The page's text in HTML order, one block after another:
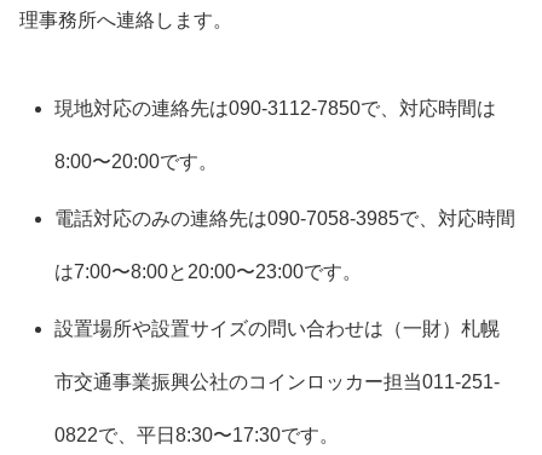
理事務所へ連絡します。
現地対応の連絡先は090-3112-7850で、対応時間は
8:00〜20:00です。
電話対応のみの連絡先は090-7058-3985で、対応時間
は7:00〜8:00と20:00〜23:00です。
設置場所や設置サイズの問い合わせは（一財）札幌
市交通事業振興公社のコインロッカー担当011-251-
0822で、平日8:30〜17:30です。